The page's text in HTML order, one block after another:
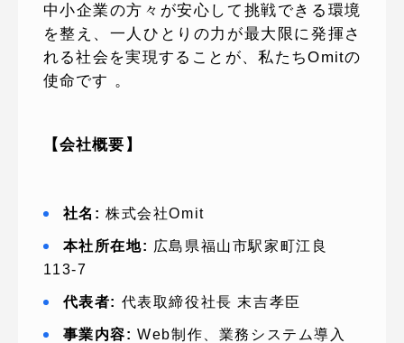
中小企業の方々が安心して挑戦できる環境
を整え、一人ひとりの力が最大限に発揮さ
れる社会を実現することが、私たちOmitの
使命です 。
【会社概要】
社名: 株式会社Omit
本社所在地: 広島県福山市駅家町江良
113-7
代表者: 代表取締役社長 末吉孝臣
事業内容: Web制作、業務システム導入